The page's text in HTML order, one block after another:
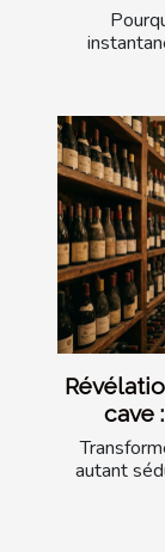
cave
autant